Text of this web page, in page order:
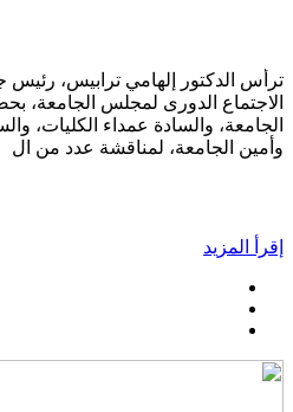
ترأس الدكتور إلهامي ترابيس، رئيس
الاجتماع الدورى لمجلس الجامعة،
الجامعة، والسادة عمداء الكليات،
وأمين الجامعة، لمناقشة عدد من ال
إقرأ المزيد